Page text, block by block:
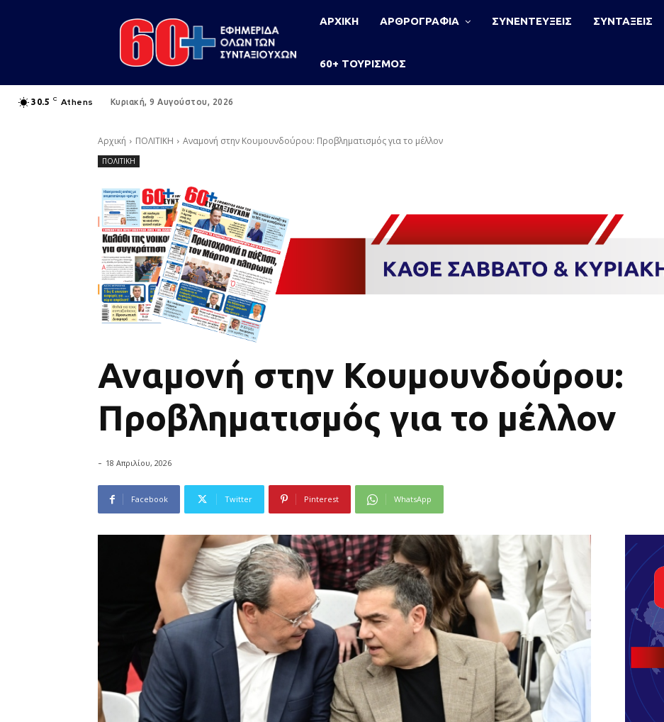
ΑΡΧΙΚΗ ΑΡΘΡΟΓΡΑΦΙΑ ΣΥΝΕΝΤΕΥΞΕΙΣ ΣΥΝΤΑΞΕΙΣ
60+ ΤΟΥΡΙΣΜΟΣ
30.5 C Athens Κυριακή, 9 Αυγούστου, 2026
Αρχική ΠΟΛΙΤΙΚΗ Αναμονή στην Κουμουνδούρου: Προβληματισμός για το μέλλον
ΠΟΛΙΤΙΚΗ
Αναμονή στην Κουμουνδούρου:
Προβληματισμός για το μέλλον
- 18 Απριλίου, 2026
Facebook Twitter Pinterest WhatsApp